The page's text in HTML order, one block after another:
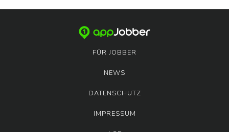
FÜR JOBBER
NEWS
DATENSCHUTZ
IMPRESSUM